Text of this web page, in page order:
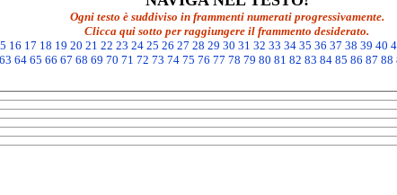
Ogni testo è suddiviso in frammenti numerati progressivamente.
Clicca qui sotto per raggiungere il frammento desiderato.
16 17 18 19 20 21 22 23 24 25 26 27 28 29 30 31 32 33 34 35 36 37 38 39 40
63 64 65 66 67 68 69 70 71 72 73 74 75 76 77 78 79 80 81 82 83 84 85 86 87 88